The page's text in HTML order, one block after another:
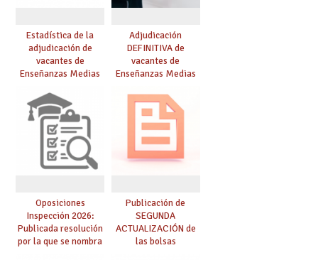
Estadística de la
adjudicación de
vacantes de
Enseñanzas Medias
Adjudicación
DEFINITIVA de
vacantes de
Enseñanzas Medias
Oposiciones
Inspección 2026:
Publicada resolución
por la que se nombra
Publicación de
SEGUNDA
ACTUALIZACIÓN de
las bolsas